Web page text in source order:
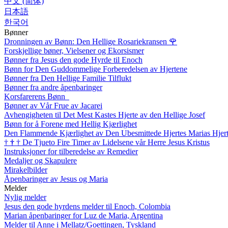
日本語
한국어
Bønner
Dronningen av Bønn: Den Hellige Rosariekransen 🌹
Forskjellige bøner, Vielsener og Ekorsismer
Bønner fra Jesus den gode Hyrde til Enoch
Bønn for Den Guddommelige Forberedelsen av Hjertene
Bønner fra Den Hellige Familie Tilflukt
Bønner fra andre åpenbaringer
Korsfarerens Bønn
Bønner av Vår Frue av Jacarei
Avhengigheten til Det Mest Kastes Hjerte av den Hellige Josef
Bønn for å Forene med Hellig Kjærlighet
Den Flammende Kjærlighet av Den Ubesmittede Hjertes Marias
† † † De Tjueto Fire Timer av Lidelsene vår Herre Jesus Kristus
Instruksjoner for tilberedelse av Remedier
Medaljer og Skapulere
Mirakelbilder
Åpenbaringer av Jesus og Maria
Melder
Nylig melder
Jesus den gode hyrdens melder til Enoch, Colombia
Marian åpenbaringer for Luz de Maria, Argentina
Melder til Anne i Mellatz/Goettingen, Tyskland